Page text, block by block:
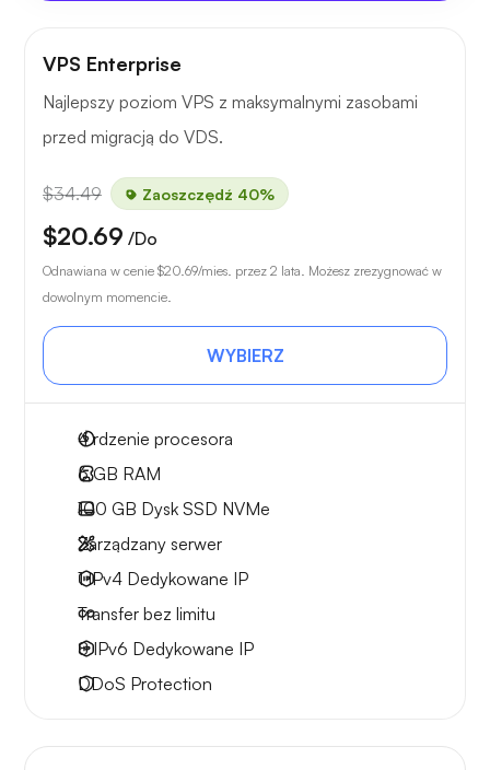
VPS Enterprise
Najlepszy poziom VPS z maksymalnymi zasobami
przed migracją do VDS.
$34.49 Zaoszczędź 40%
$20.69 /Do
Odnawiana w cenie $20.69/mies. przez 2 lata. Możesz zrezygnować w
dowolnym momencie.
WYBIERZ
4rdzenie procesora
6 GB RAM
100 GB Dysk SSD NVMe
Zarządzany serwer
1 IPv4 Dedykowane IP
Transfer bez limitu
8 IPv6 Dedykowane IP
DDoS Protection